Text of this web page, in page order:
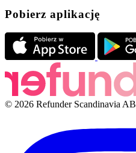
Pobierz aplikację
© 2026 Refunder Scandinavia AB